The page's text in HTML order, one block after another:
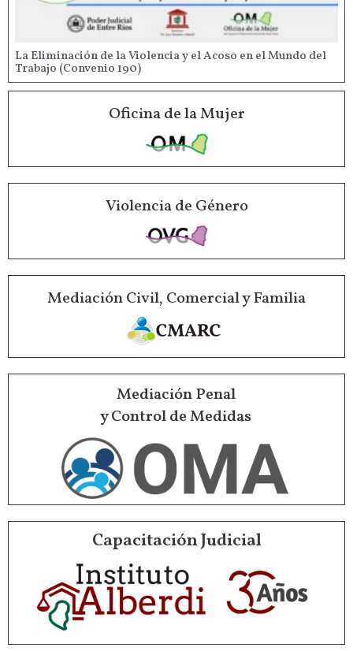
La Eliminación de la Violencia y el Acoso en el Mundo del
Trabajo (Convenio 190)
Oficina de la Mujer
Violencia de Género
Mediación Civil, Comercial y Familia
Mediación Penal
y Control de Medidas
Capacitación Judicial